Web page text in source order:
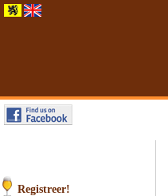
Registreer!